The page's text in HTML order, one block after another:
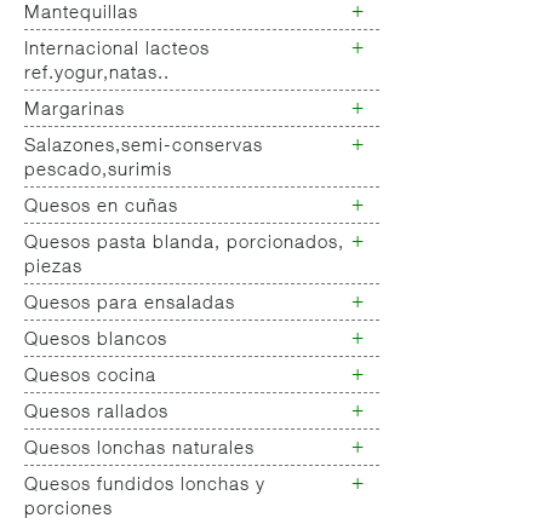
Natas
Mantequillas +
Mantequillas
Internacional lacteos
ref.yogur,natas..
+
Internacional natas mantequillas
Internacional yogur,postre,otros
lacteos
Margarinas +
Margarinas
Salazones,semi-conservas
pescado,surimis
+
Salazones
Bacalao-maruca
Ahumados-aceite
Anchoa semi conserva
Caviar-sucedaneos
Quesos en cuñas +
Quesos cuñas nacionales
Quesos cuñas internacional
Quesos pasta blanda, porcionados,
piezas
+
Queso pasta blanda
Quesos cabra pasta blanda
Cremas queso untar
Quesos para ensaladas +
Quesos ensaladas
Quesos blancos +
Quesos mozarellas
Queso fresco ultrafiltrado
Queso fresco natural
Tartas queso
Quark,queso batido...
Quesos cocina +
Queso cocina
Quesos rallados +
Queso rallado
Quesos lonchas naturales +
Queso lonchas naturales nacional
Quesos fundidos lonchas y
porciones
+